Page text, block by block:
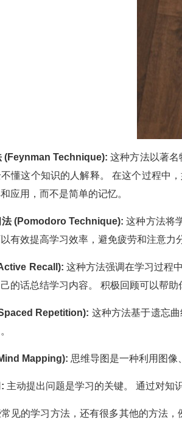
(Feynman Technique): 这种方法以著名
懂这个知识的人解释。 在这个过程中
应用，而不是简单的记忆。
法 (Pomodoro Technique): 这种方法将
有效提高学习效率，避免疲劳和注意力
Recall): 这种方法强调在学习过程
的话总结学习内容。 积极回顾可以帮助
Repetition): 这种方法基于遗忘
Mapping): 思维导图是一种利用图像
主动提出问题是学习的关键。 通过对知
见的学习方法，还有很多其他的方法